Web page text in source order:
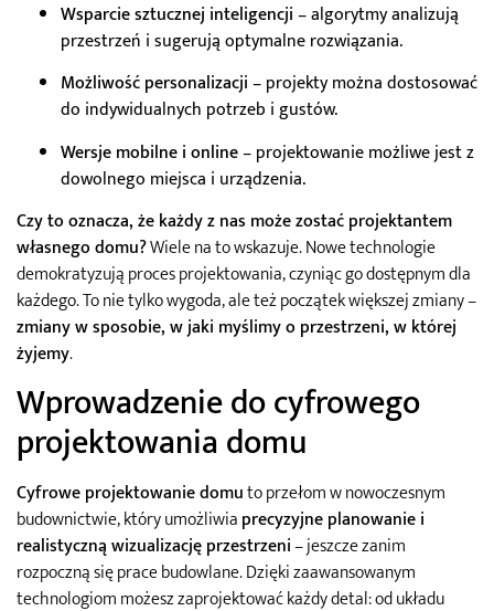
Wsparcie sztucznej inteligencji– algorytmy analizują
przestrzeń i sugerują optymalne rozwiązania.
Możliwość personalizacji– projekty można dostosować
do indywidualnych potrzeb i gustów.
Wersje mobilne i online– projektowanie możliwe jest z
dowolnego miejsca i urządzenia.
Czy to oznacza, że każdy z nas może zostać projektantem
własnego domu?Wiele na to wskazuje. Nowe technologie
demokratyzują proces projektowania, czyniąc go dostępnym dla
każdego. To nie tylko wygoda, ale też początek większej zmiany –
zmiany w sposobie, w jaki myślimy o przestrzeni, w której
żyjemy.
Wprowadzenie do cyfrowego
projektowania domu
Cyfrowe projektowanie domuto przełom w nowoczesnym
budownictwie, który umożliwiaprecyzyjne planowanie i
realistyczną wizualizację przestrzeni– jeszcze zanim
rozpoczną się prace budowlane. Dzięki zaawansowanym
technologiom możesz zaprojektować każdy detal: od układu